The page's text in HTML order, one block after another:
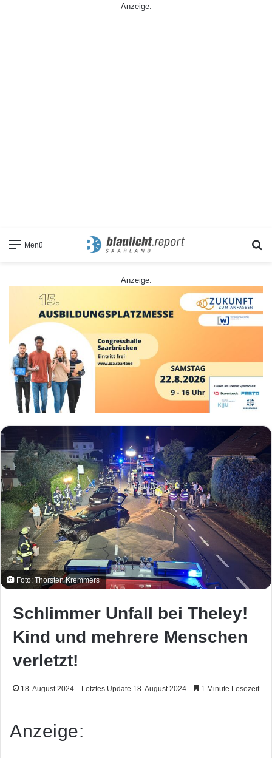
Anzeige:
Menü
Anzeige:
Foto: Thorsten Kremmers
Schlimmer Unfall bei Theley!
Kind und mehrere Menschen
verletzt!
18. August 2024 Letztes Update 18. August 2024 1 Minute Lesezeit
Anzeige: